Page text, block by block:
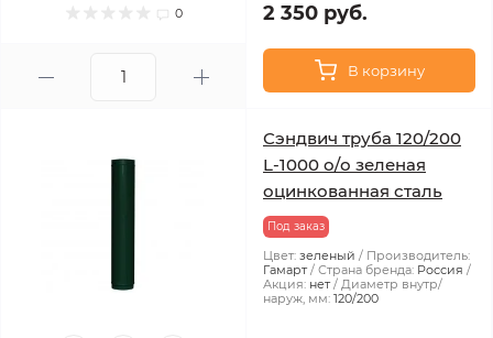
0 2 350 руб.
В корзину
Сэндвич труба 120/200
L-1000 о/о зеленая
оцинкованная сталь
Под заказ
Цвет: зеленый
Производитель:
Гамарт
Страна бренда: Россия
Акция: нет
Диаметр внутр/
наруж, мм: 120/200